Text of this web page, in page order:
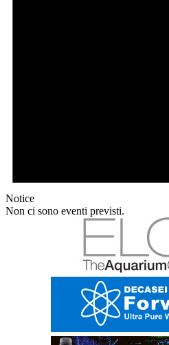
Notice
Non ci sono eventi previsti.